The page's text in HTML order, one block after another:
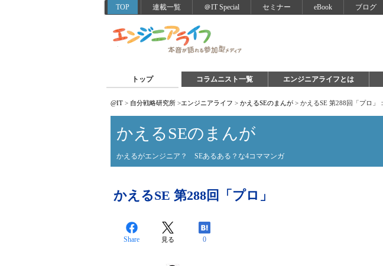
TOP 連載一覧 ＠IT Special セミナー eBook ブログ
トップ コラムニスト一覧 エンジニアライフとは
@IT > 自分戦略研究所 >エンジニアライフ > かえるSEのまんが > かえるSE 第288回「プロ」：
かえるSEのまんが
かえるがエンジニア？ SEあるある？な4コママンガ
かえるSE 第288回「プロ」
Share 見る 0